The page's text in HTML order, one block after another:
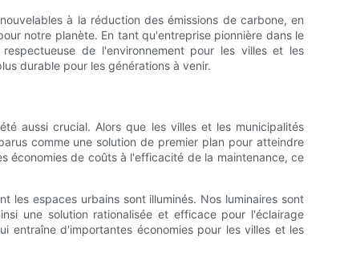
à la réduction des émissions de carbone, en
notre planète. En tant qu'entreprise pionnière dans le
de l'environnement pour les villes et les
durable pour les générations à venir.
aussi crucial. Alors que les villes et les municipalités
comme une solution de premier plan pour atteindre
économies de coûts à l'efficacité de la maintenance, ce
les espaces urbains sont illuminés. Nos luminaires sont
une solution rationalisée et efficace pour l'éclairage
entraîne d'importantes économies pour les villes et les